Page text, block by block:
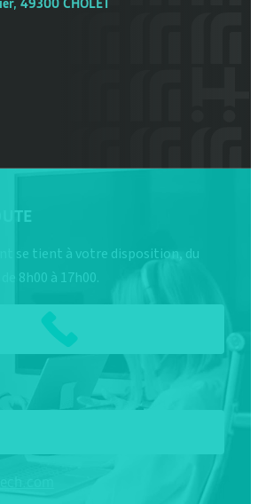
49300 CHOLET
se tient à votre disposition, du
8h00 à 17h00.